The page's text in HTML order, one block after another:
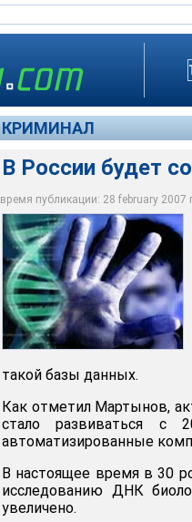
КРИМИНАЛ
В России будет
время публикации: 28 february 2007
В России будет создан
Архив NEWSru.com
такой базы данных.
Как отметил Мартынов,
стало развиваться с
автоматизированные
В настоящее время в 30
исследованию ДНК
увеличено.